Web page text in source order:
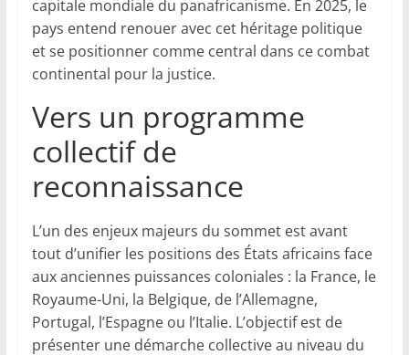
capitale mondiale du panafricanisme. En 2025, le
pays entend renouer avec cet héritage politique
et se positionner comme central dans ce combat
continental pour la justice.
Vers un programme
collectif de
reconnaissance
L’un des enjeux majeurs du sommet est avant
tout d’unifier les positions des États africains face
aux anciennes puissances coloniales : la France, le
Royaume-Uni, la Belgique, de l’Allemagne,
Portugal, l’Espagne ou l’Italie. L’objectif est de
présenter une démarche collective au niveau du